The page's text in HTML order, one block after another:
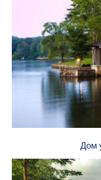
Дом